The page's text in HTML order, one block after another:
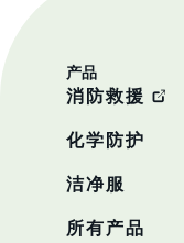
产品
消防救援
化学防护
洁净服
所有产品